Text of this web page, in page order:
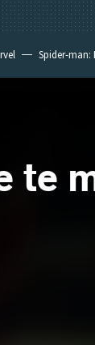
Spider-man:
te